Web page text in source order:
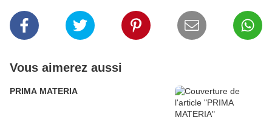
Vous aimerez aussi
PRIMA MATERIA